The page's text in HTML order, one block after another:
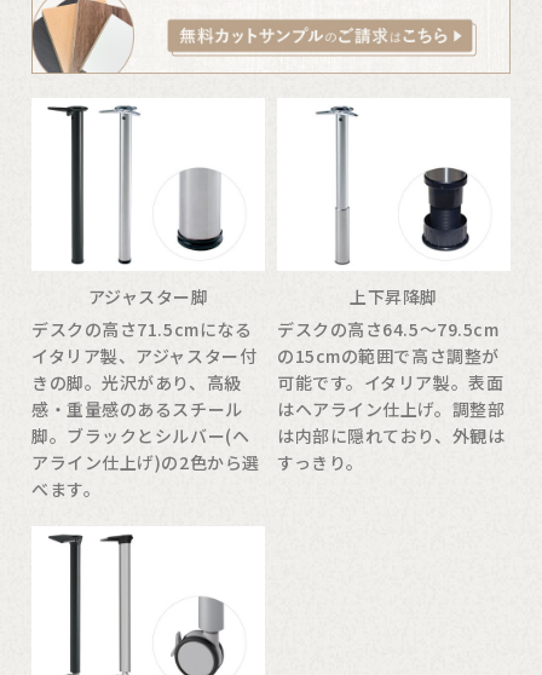
アジャスター脚
デスクの高さ71.5cmになる
イタリア製、アジャスター付
きの脚。光沢があり、高級
感・重量感のあるスチール
脚。ブラックとシルバー(ヘ
アライン仕上げ)の2色から選
べます。
上下昇降脚
デスクの高さ64.5〜79.5cm
の15cmの範囲で高さ調整が
可能です。イタリア製。表面
はヘアライン仕上げ。調整部
は内部に隠れており、外観は
すっきり。